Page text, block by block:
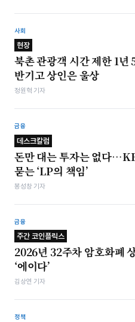
사회
현장
북촌 관광객 시간 제한 1년
반기고 상인은 울상
정원혁 기자
금융
데스크칼럼
돈만 대는 투자는 없다
묻는 ‘LP의 책임’
봉성창 기자
금융
주간 코인플릭스
2026년 32주차 암호화폐
‘에이다’
김상연 기자
정책